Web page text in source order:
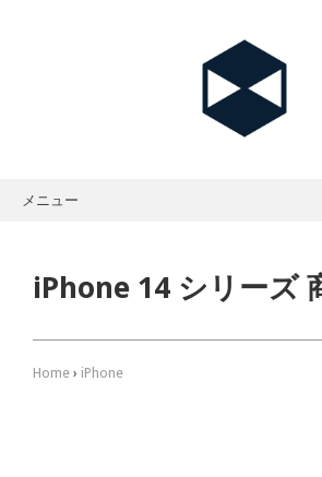
メニュー
iPhone 14 シリーズ
Home › iPhone